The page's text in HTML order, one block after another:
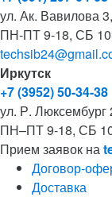
ул. Ак. Вавилова
ПН-ПТ 9-18, СБ
Иркутск
+7 (3952) 50-34-38
ул. Р. Люксембург
ПН–ПТ 9-18, СБ
Прием заявок на
Договор-
Доставка